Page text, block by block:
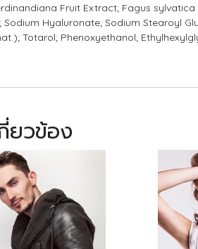
Fruit Extract; Fagus
Sodium Hyaluronate; Sodium Stearoyl
Totarol; Phenoxyethanol;
ยวข้อง